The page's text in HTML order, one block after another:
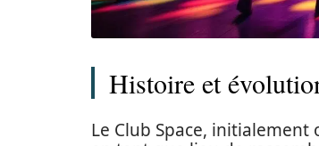
Histoire et
Le Club Space,